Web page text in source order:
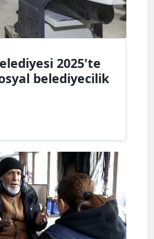
2025'te
belediyecilik